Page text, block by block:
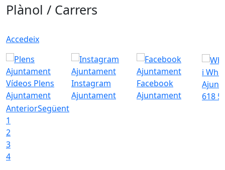
Plànol / Carrers
Accedeix
Vídeos Plens
Ajuntament
Instagram
Ajuntament
Facebook
Ajuntament
i
618
AnteriorSegüent
1
2
3
4